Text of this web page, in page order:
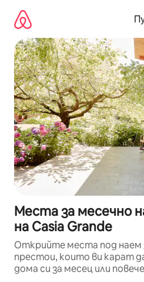
съдържанието
Места за месечно
на Casia Grande
Открийте места под наем
престои, които ви карат
дома си за месец или